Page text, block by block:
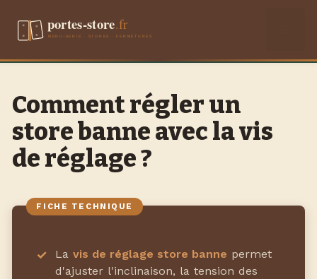
Comment régler un
store banne avec la vis
de réglage ?
Lavis de réglage store banne permet
d'ajuster l'inclinaison, la tension des